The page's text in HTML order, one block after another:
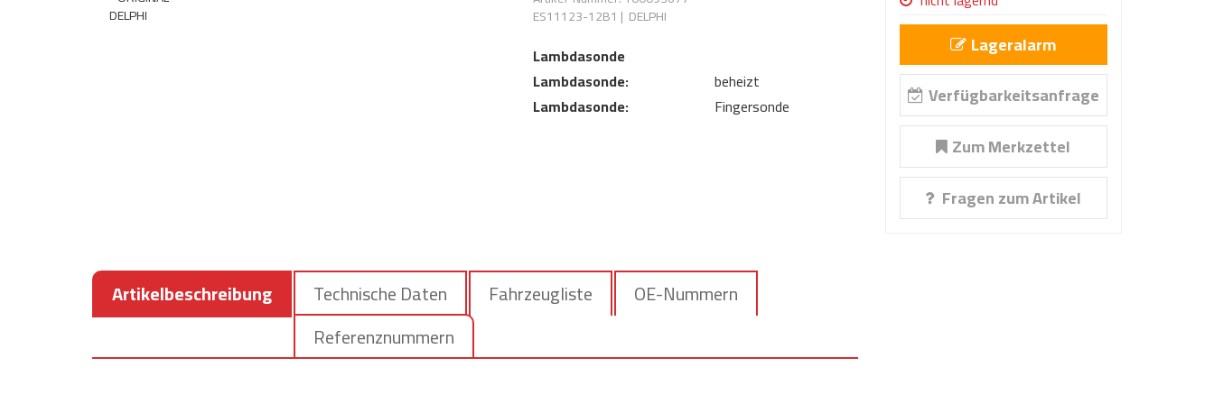
ES11123-12B1 | DELPHI
Lambdasonde
Lambdasonde:
beheizt
Lambdasonde:
Fingersonde
Lageralarm
Verfügbarkeitsanfrage
Zum Merkzettel
Fragen zum Artikel
Artikelbeschreibung Technische Daten Fahrzeugliste
OE-Nummern
Referenznummern